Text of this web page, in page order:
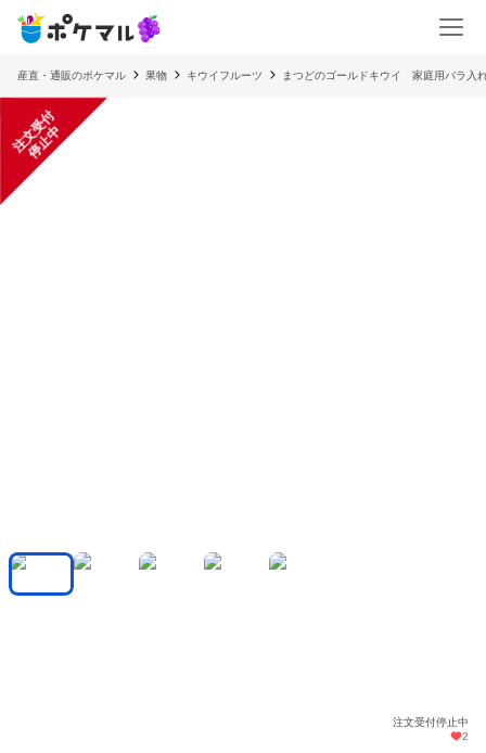
産直・通販のポケマル 果物 キウイフルーツ まつどのゴールドキウイ 家庭用バラ入
注
文
受
付
停
止
中
注文受付停止中
2